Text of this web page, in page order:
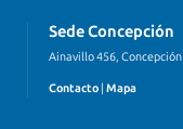
Sede Concepción
Ainavillo 456, Concepción
Contacto | Mapa